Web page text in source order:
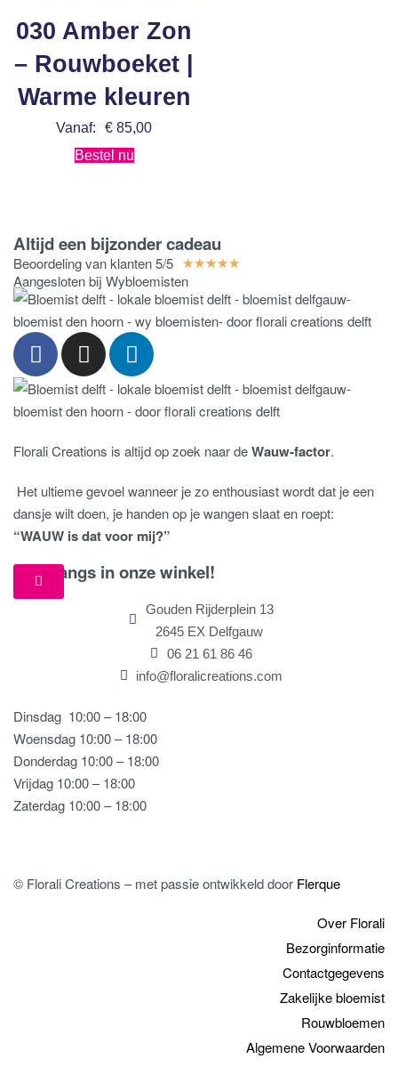
030 Amber Zon
– Rouwboeket |
Warme kleuren
Vanaf: € 85,00
Bestel nu
Altijd een bijzonder cadeau
Beoordeling van klanten 5/5 ★★★★★
Aangesloten bij Wybloemisten
Florali Creations is altijd op zoek naar deWauw-factor.
Het ultieme gevoel wanneer je zo enthousiast wordt dat je een
dansje wilt doen, je handen op je wangen slaat en roept:
“WAUW is dat voor mij?”
Kom langs in onze winkel!
Gouden Rijderplein 13
2645 EX Delfgauw
06 21 61 86 46
info@floralicreations.com
Dinsdag 10:00 – 18:00
Woensdag 10:00 – 18:00
Donderdag 10:00 – 18:00
Vrijdag 10:00 – 18:00
Zaterdag 10:00 – 18:00
© Florali Creations – met passie ontwikkeld door Flerque
Over Florali
Bezorginformatie
Contactgegevens
Zakelijke bloemist
Rouwbloemen
Algemene Voorwaarden